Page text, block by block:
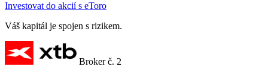
Investovat do akcií s eToro
Váš kapitál je spojen s rizikem.
Broker č. 2